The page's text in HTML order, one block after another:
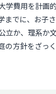
学費用を計画
でに、お子
立か、理系か
方針をざっ